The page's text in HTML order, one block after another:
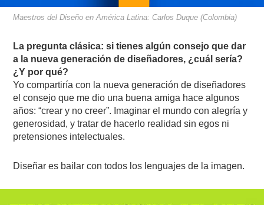
Maestros del Diseño en América Latina: Carlos Duque (Colombia)
La pregunta clásica: si tienes algún consejo que dar
a la nueva generación de diseñadores, ¿cuál sería?
¿Y por qué?
Yo compartiría con la nueva generación de diseñadores
el consejo que me dio una buena amiga hace algunos
años: “crear y no creer”. Imaginar el mundo con alegría y
generosidad, y tratar de hacerlo realidad sin egos ni
pretensiones intelectuales.
Diseñar es bailar con todos los lenguajes de la imagen.